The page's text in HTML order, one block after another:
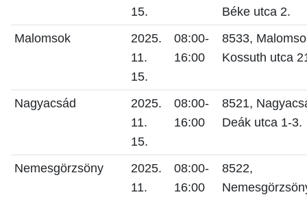
15.
Béke utca 2.
Malomsok
2025.
11.
15.
08:00-
16:00
8533,
Kossuth utca
Nagyacsád
2025.
11.
15.
08:00-
16:00
8521,
Deák utca 1-3.
Nemesgörzsöny
2025.
11.
08:00-
16:00
8522,